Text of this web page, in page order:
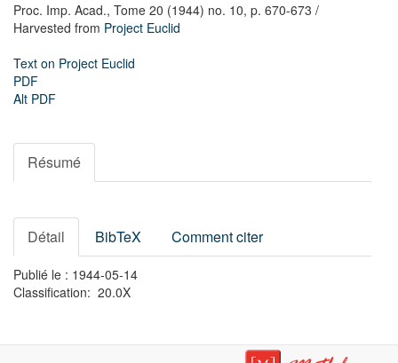
Proc. Imp. Acad., Tome 20 (1944) no. 10, p. 670-673 /
Harvested from Project Euclid
Text on Project Euclid
PDF
Alt PDF
Résumé
Détail BibTeX Comment citer
Publié le : 1944-05-14
Classification: 20.0X